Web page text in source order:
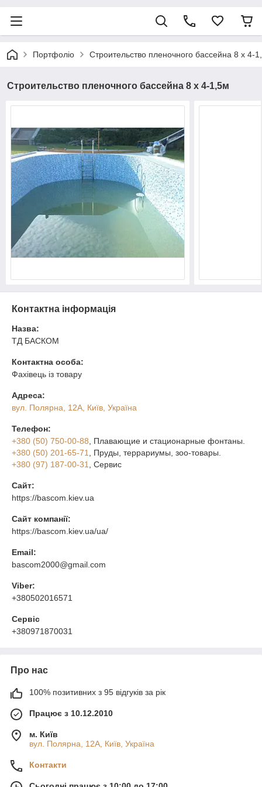
Портфоліо Строительство пленочного бассейна 8 х 4-
Строительство пленочного бассейна 8 х 4-1,5м
Контактна інформація
Назва:
ТД БАСКОМ
Контактна особа:
Фахівець із товару
Адреса:
вул. Полярна, 12А, Київ, Україна
Телефон:
+380 (50) 750-00-88 , Плавающие и стационарные фонтаны.
+380 (50) 201-65-71
, Пруды, террариумы, зоо-товары.
+380 (97) 187-00-31
, Сервис
Сайт:
https://bascom.kiev.ua
Сайт компанії:
https://bascom.kiev.ua/ua/
Email:
bascom2000@gmail.com
Viber:
+380502016571
Сервіс
+380971870031
Про нас
100% позитивних з 95 відгуків за рік
Працює з 10.12.2010
м. Київ
вул. Полярна, 12А, Київ, Україна
Контакти